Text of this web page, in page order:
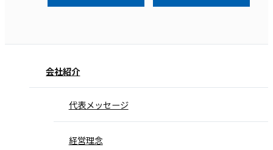
会社紹介
代表メッセージ
経営理念